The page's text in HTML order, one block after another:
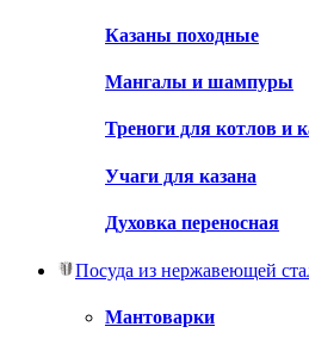
Казаны походные
Мангалы и шампуры
Треноги для котлов и
Учаги для казана
Духовка переносная
Посуда из нержавеющей
Мантоварки